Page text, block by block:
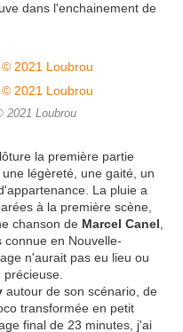
dans l'enchainement de
2021 Loubrou
la première partie
légèreté, une gaité, un
La pluie a
à la première scène,
chanson de Marcel Canel
connue en Nouvelle-
n'aurait pas eu lieu ou
autour de son scénario, de
transformée en petit
final de 23 minutes, j'ai